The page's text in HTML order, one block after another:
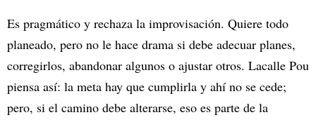
Es pragmático y rechaza la improvisación. Quiere todo
planeado, pero no le hace drama si debe adecuar planes,
corregirlos, abandonar algunos o ajustar otros. Lacalle Pou
piensa así: la meta hay que cumplirla y ahí no se cede;
pero, si el camino debe alterarse, eso es parte de la